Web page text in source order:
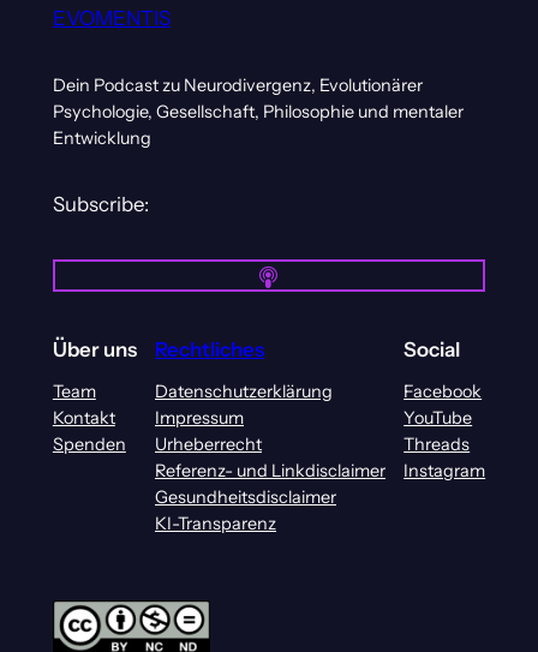
EVOMENTIS
Dein Podcast zu Neurodivergenz, Evolutionärer
Psychologie, Gesellschaft, Philosophie und mentaler
Entwicklung
Subscribe:
Über uns
Team
Kontakt
Spenden
Rechtliches
Datenschutzerklärung
Impressum
Urheberrecht
Referenz- und Linkdisclaimer
Gesundheitsdisclaimer
KI-Transparenz
Social
Facebook
YouTube
Threads
Instagram